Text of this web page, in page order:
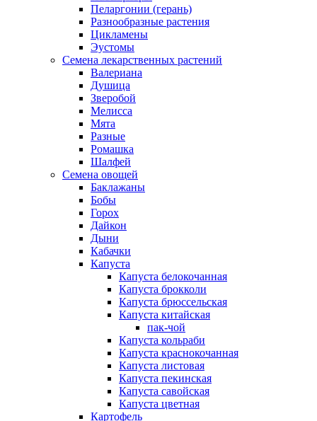
Пеларгонии (герань)
Разнообразные растения
Цикламены
Эустомы
Семена лекарственных растений
Валериана
Душица
Зверобой
Мелисса
Мята
Разные
Ромашка
Шалфей
Семена овощей
Баклажаны
Бобы
Горох
Дайкон
Дыни
Кабачки
Капуста
Капуста белокочанная
Капуста брокколи
Капуста брюссельская
Капуста китайская
пак-чой
Капуста кольраби
Капуста краснокочанная
Капуста листовая
Капуста пекинская
Капуста савойская
Капуста цветная
Картофель